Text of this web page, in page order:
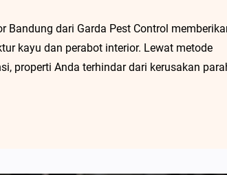
dari Garda Pest Control
kayu dan perabot interior. Lewat metode
properti Anda terhindar dari kerusakan